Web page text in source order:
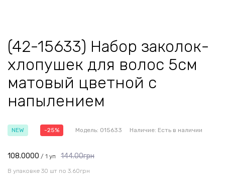
(42-15633) Набор заколок-
хлопушек для волос 5см
матовый цветной с
напылением
NEW -25% Модель: 015633 Наличие: Есть в наличии
144.00грн
108.0000 / 1 уп
В упаковке 30 шт по 3.60грн